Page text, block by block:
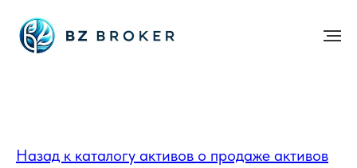
Назад к каталогу активов о продаже активов